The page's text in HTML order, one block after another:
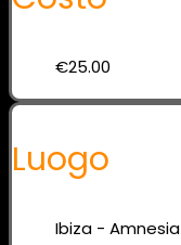
€25.00
Luogo
Ibiza - Amnesia